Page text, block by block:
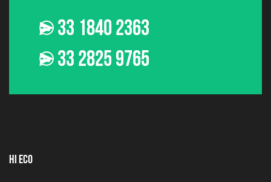
33 1840 2363
33 2825 9765
HI ECO